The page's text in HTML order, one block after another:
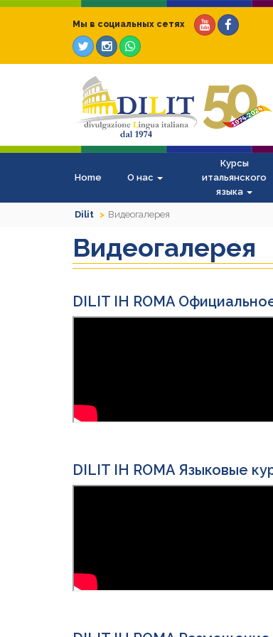
Мы в социальных сетях
Home О нас
Курсы
итальянского
языка
Dilit Видеогалерея
Видеогалерея
DILIT IH ROMA
DILIT IH ROMA Языковые